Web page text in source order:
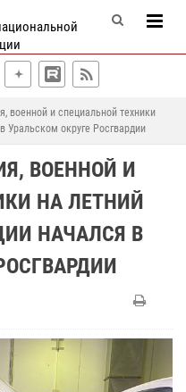
военной и специальной техники
Уральском округе Росгвардии
ВОЕННОЙ И
НА ЛЕТНИЙ
НАЧАЛСЯ В